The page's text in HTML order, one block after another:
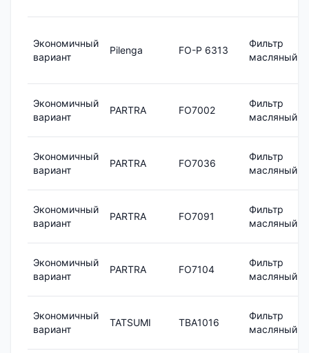
Экономичный
вариант
Pilenga FO-P 6313
Фильтр
масляный
Экономичный
вариант
PARTRA FO7002
Фильтр
масляный
Экономичный
вариант
PARTRA FO7036
Фильтр
масляный
Экономичный
вариант
PARTRA FO7091
Фильтр
масляный
Экономичный
вариант
PARTRA FO7104
Фильтр
масляный
Экономичный
вариант
TATSUMI TBA1016
Фильтр
масляный